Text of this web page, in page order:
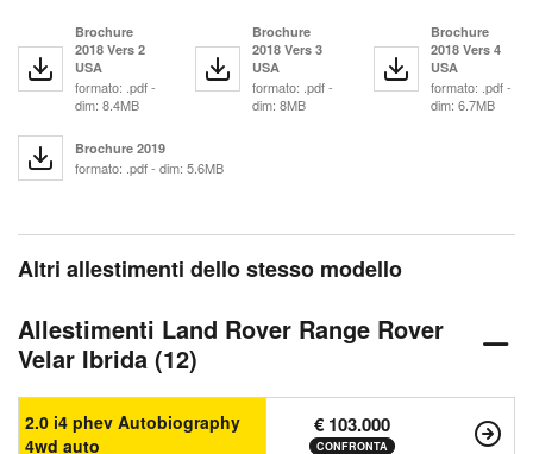
Brochure
2018 Vers 2
USA
formato: .pdf -
dim: 8.4MB
Brochure
2018 Vers 3
USA
formato: .pdf -
dim: 8MB
Brochure
2018 Vers 4
USA
formato: .pdf -
dim: 6.7MB
Brochure 2019
formato: .pdf - dim: 5.6MB
Altri allestimenti dello stesso modello
Allestimenti Land Rover Range Rover
Velar Ibrida (12)
2.0 i4 phev Autobiography
4wd auto
€ 103.000
CONFRONTA